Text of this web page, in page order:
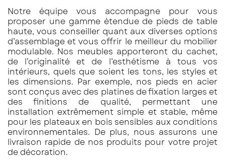
Notre équipe vous accompagne pour vous
proposer une gamme étendue de pieds de table
haute, vous conseiller quant aux diverses options
d’assemblage et vous offrir le meilleur du mobilier
modulable. Nos meubles apporteront du cachet,
de l’originalité et de l’esthétisme à tous vos
intérieurs, quels que soient les tons, les styles et
les dimensions. Par exemple, nos pieds en acier
sont conçus avec des platines de fixation larges et
des finitions de qualité, permettant une
installation extrêmement simple et stable, même
pour les plateaux en bois sensibles aux conditions
environnementales. De plus, nous assurons une
livraison rapide de nos produits pour votre projet
de décoration.